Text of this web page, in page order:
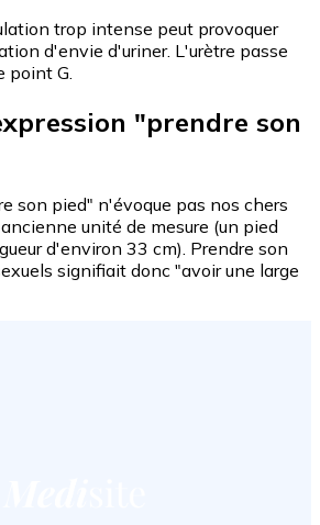
trop intense peut provoquer
d'envie d'uriner. L'urètre passe
point G.
"prendre son
son pied" n'évoque pas nos chers
unité de mesure (un pied
d'environ 33 cm). Prendre son
signifiait donc "avoir une large